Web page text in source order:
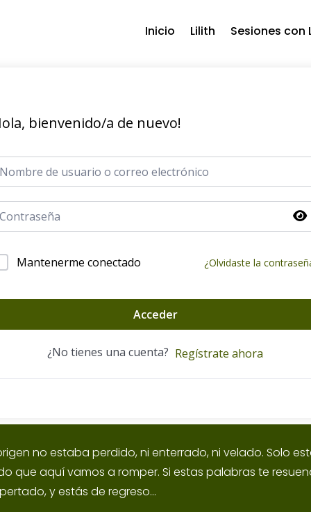
Inicio Lilith Sesiones con
bienvenido/a de nuevo!
Mantenerme conectado ¿Olvidaste la
Acceder
¿No tienes una cuenta? Regístrate ahora
no estaba perdido, ni enterrado, ni velado. Solo
que aquí vamos a romper. Si estas palabras te
y estás de regreso...